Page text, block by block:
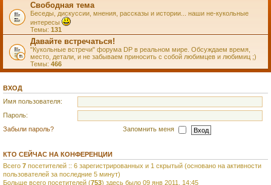
Свободная тема
Беседы, дискуссии, мнения, рассказы и истории... наши не-кукольные
интересы
Темы: 131
Давайте встречаться!
"Кукольные встречи" форума DP в реальном мире. Обсуждаем время,
место, детали, и не забываем приносить с собой любимцев и любимиц ;)
Темы: 466
ВХОД
Имя пользователя:
Пароль:
Забыли пароль?
Запомнить меня
КТО СЕЙЧАС НА КОНФЕРЕНЦИИ
Всего 7 посетителей :: 6 зарегистрированных и 1 скрытый (основано на активности
пользователей за последние 5 минут)
Больше всего посетителей (753) здесь было 09 янв 2011, 14:45